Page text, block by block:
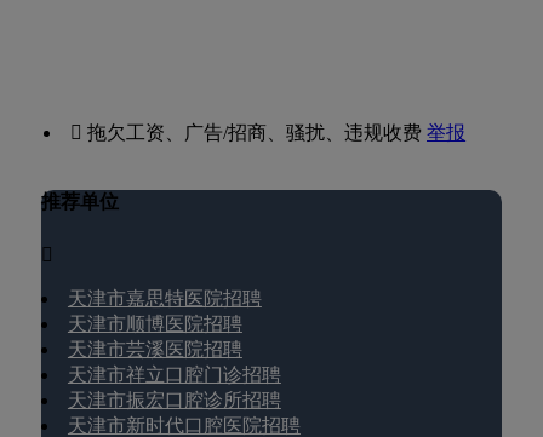
 拖欠工资、广告/招商、骚扰、违规收费举报
推荐单位

天津市嘉思特医院招聘
天津市顺博医院招聘
天津市芸溪医院招聘
天津市祥立口腔门诊招聘
天津市振宏口腔诊所招聘
天津市新时代口腔医院招聘